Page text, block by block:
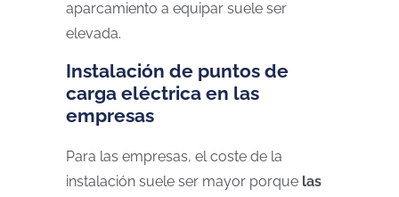
aparcamiento a equipar suele ser
elevada.
Instalación de puntos de
carga eléctrica en las
empresas
Para las empresas, el coste de la
instalación suele ser mayor porque las